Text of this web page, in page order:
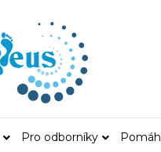
Pro odborníky